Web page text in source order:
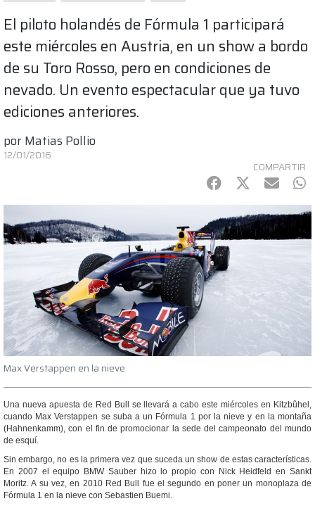
El piloto holandés de Fórmula 1 participará
este miércoles en Austria, en un show a bordo
de su Toro Rosso, pero en condiciones de
nevado. Un evento espectacular que ya tuvo
ediciones anteriores.
por Matias Pollio
12/01/2016
COMPARTIR
Facebook
Twitter
mail
Max Verstappen en la nieve
Una nueva apuesta de Red Bull se llevará a cabo este miércoles en Kitzbûhel,
cuando Max Verstappen se suba a un Fórmula 1 por la nieve y en la montaña
(Hahnenkamm), con el fin de promocionar la sede del campeonato del mundo
de esquí.
Sin embargo, no es la primera vez que suceda un show de estas características.
En 2007 el equipo BMW Sauber hizo lo propio con Nick Heidfeld en Sankt
Moritz. A su vez, en 2010 Red Bull fue el segundo en poner un monoplaza de
Fórmula 1 en la nieve con Sebastien Buemi.